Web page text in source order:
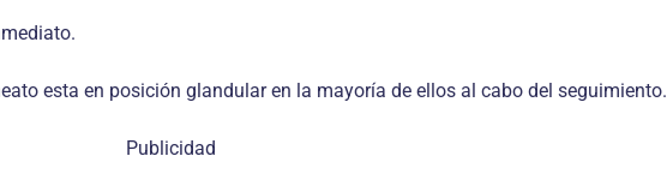
esta en posición glandular en la mayoría de ellos al cabo del seguimiento.
Publicidad